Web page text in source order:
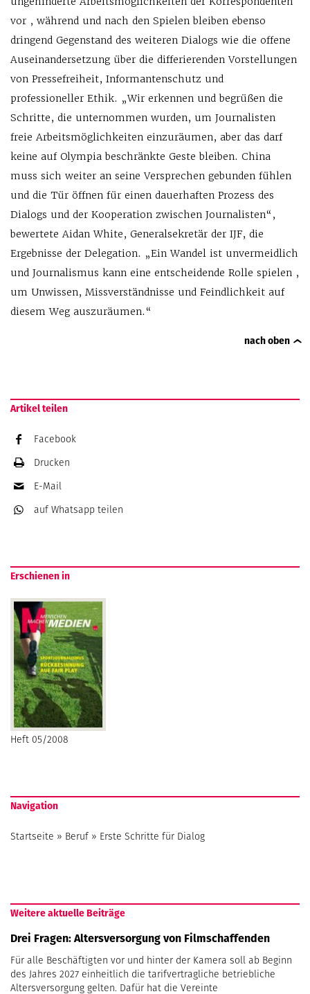
vor , während und nach den Spielen bleiben ebenso
dringend Gegenstand des weiteren Dialogs wie die offene
Auseinandersetzung über die differierenden Vorstellungen
von Pressefreiheit, Informantenschutz und
professioneller Ethik. „Wir erkennen und begrüßen die
Schritte, die unternommen wurden, um Journalisten
freie Arbeitsmöglichkeiten einzuräumen, aber das darf
keine auf Olympia beschränkte Geste bleiben. China
muss sich weiter an seine Versprechen gebunden fühlen
und die Tür öffnen für einen dauerhaften Prozess des
Dialogs und der Kooperation zwischen Journalisten“,
bewertete Aidan White, Generalsekretär der IJF, die
Ergebnisse der Delegation. „Ein Wandel ist unvermeidlich
und Journalismus kann eine entscheidende Rolle spielen ,
um Unwissen, Missverständnisse und Feindlichkeit auf
diesem Weg auszuräumen.“
nach oben
Artikel teilen
Facebook
Drucken
E-Mail
auf Whatsapp teilen
Erschienen in
Heft 05/2008
Navigation
Startseite » Beruf» Erste Schritte für Dialog
Weitere aktuelle Beiträge
Drei Fragen: Altersversorgung von Filmschaffenden
Für alle Beschäftigten vor und hinter der Kamera soll ab Beginn
des Jahres 2027 einheitlich die tarifvertragliche betriebliche
Altersversorgung gelten. Dafür hat die Vereinte